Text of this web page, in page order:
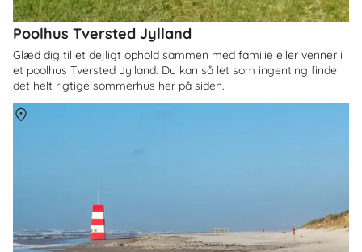
Poolhus Tversted Jylland
Glæd dig til et dejligt ophold sammen med familie eller venner i
et poolhus Tversted Jylland. Du kan så let som ingenting finde
det helt rigtige sommerhus her på siden.